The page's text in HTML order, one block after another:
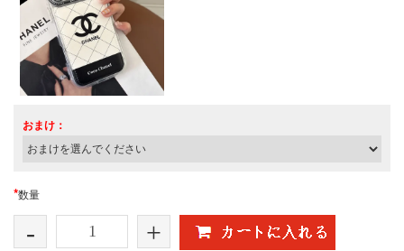
おまけ：
*数量
- +